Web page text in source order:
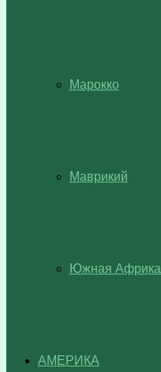
Марокко
Маврикий
Южная Африка
АМЕРИКА